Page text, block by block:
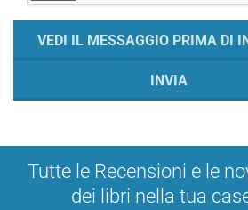
Tutte le Recensioni e le
dei libri nella tua